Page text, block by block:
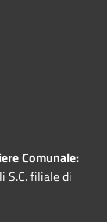
Comunale:
S.C. filiale di